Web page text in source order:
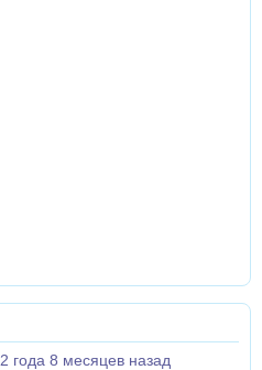
2 года 8 месяцев назад